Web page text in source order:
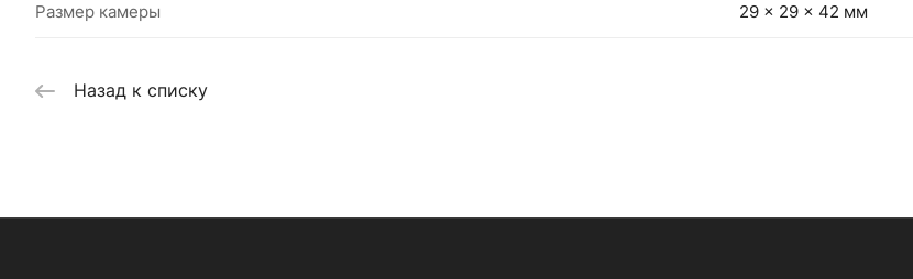
Размер камеры 29 x 29 x 42 мм
Назад к списку